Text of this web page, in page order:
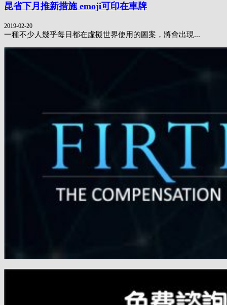
昆省下月推新措施 emoji可印在車牌
2019-02-20
一種不少人幾乎每日都在虛擬世界使用的圖案，將會出現...